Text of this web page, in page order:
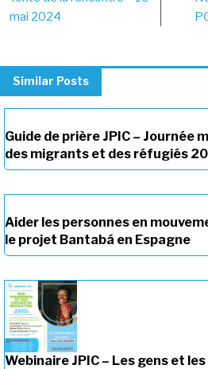
navigation
mai 2024
Similar Posts
Guide de prière JPIC – Journée
des migrants et des réfugiés
Aider les personnes en
le projet Bantabá en Espagne
Webinaire JPIC – Les gens et